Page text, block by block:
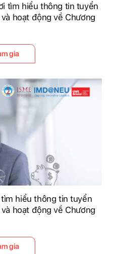
tìm hiểu thông tin tuyển
hoạt động về Chương
gia
hiểu thông tin tuyển
hoạt động về Chương
gia